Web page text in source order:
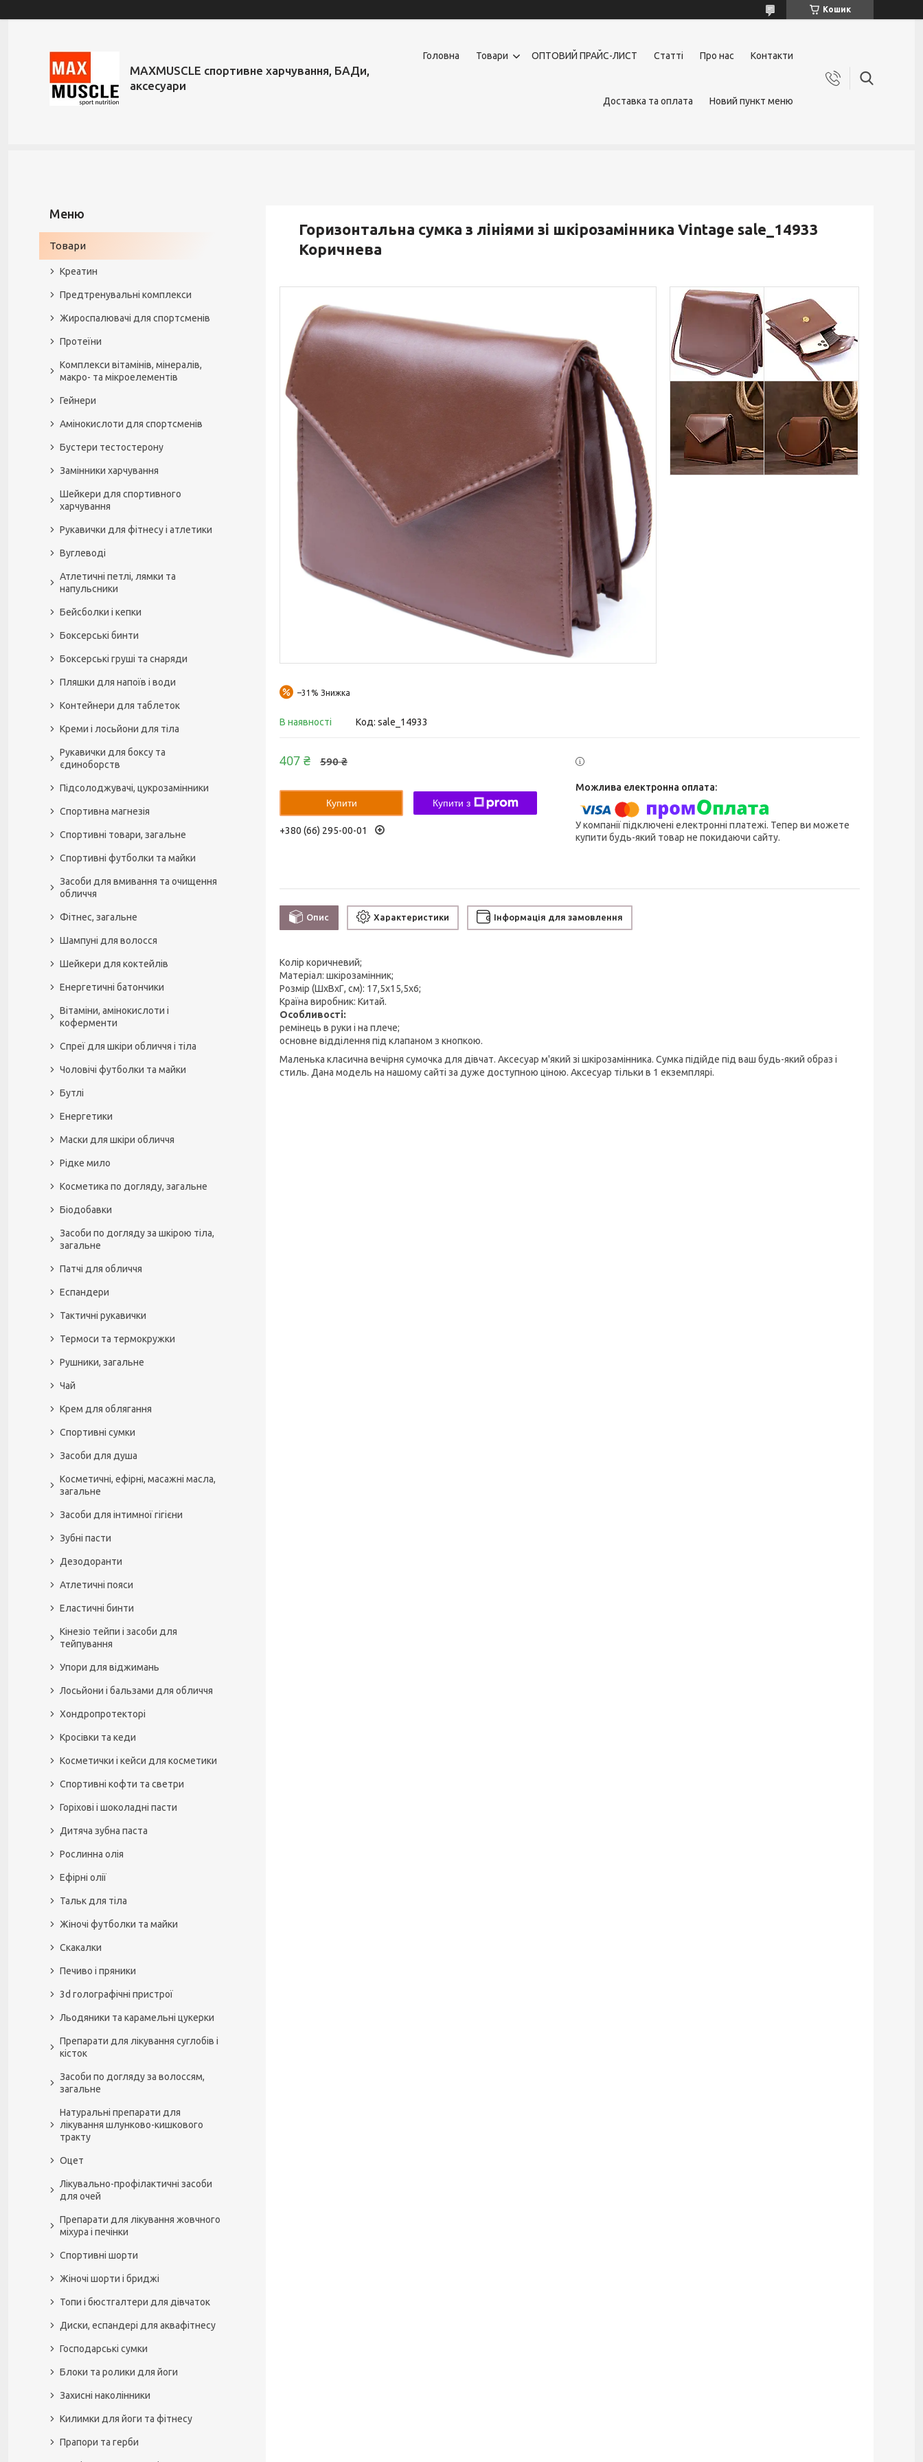
Кошик
MAXMUSCLE спортивне харчування, БАДи,
аксесуари
Головна Товари OПТОВИЙ ПРАЙС-ЛИСТ Статті Про нас Контакти
Доставка та оплата Новий пункт меню
Горизонтальна сумка з лініями зі шкірозамінника Vintage sale_14933
Коричнева
–31%
В наявності Код: sale_14933
590 ₴
407 ₴
Купити Купити з
+380 (66) 295-00-01
У компанії підключені електронні платежі. Тепер ви можете
купити будь-який товар не покидаючи сайту.
Опис Характеристики Інформація для замовлення
Колір коричневий;
Матеріал: шкірозамінник;
Розмір (ШхВхГ, см): 17,5х15,5х6;
Країна виробник: Китай.
Особливості:
ремінець в руки і на плече;
основне відділення під клапаном з кнопкою.
Маленька класична вечірня сумочка для дівчат. Аксесуар м'який зі шкірозамінника. Сумка підійде під ваш будь-який образ і
стиль. Дана модель на нашому сайті за дуже доступною ціною. Аксесуар тільки в 1 екземплярі.
Товари
Креатин
Предтренувальні комплекси
Жироспалювачі для спортсменів
Протеїни
Комплекси вітамінів, мінералів,
макро- та мікроелементів
Гейнери
Амінокислоти для спортсменів
Бустери тестостерону
Замінники харчування
Шейкери для спортивного
харчування
Рукавички для фітнесу і атлетики
Вуглеводі
Атлетичні петлі, лямки та
напульсники
Бейсболки і кепки
Боксерські бинти
Боксерські груші та снаряди
Пляшки для напоїв і води
Контейнери для таблеток
Креми і лосьйони для тіла
Рукавички для боксу та
єдиноборств
Підсолоджувачі, цукрозамінники
Спортивна магнезія
Спортивні товари, загальне
Спортивні футболки та майки
Засоби для вмивання та очищення
обличчя
Фітнес, загальне
Шампуні для волосся
Шейкери для коктейлів
Енергетичні батончики
Вітаміни, амінокислоти і
коферменти
Спреї для шкіри обличчя і тіла
Чоловічі футболки та майки
Бутлі
Енергетики
Маски для шкіри обличчя
Рідке мило
Косметика по догляду, загальне
Біодобавки
Засоби по догляду за шкірою тіла,
загальне
Патчі для обличчя
Еспандери
Тактичні рукавички
Термоси та термокружки
Рушники, загальне
Чай
Крем для облягання
Спортивні сумки
Засоби для душа
Косметичні, ефірні, масажні масла,
загальне
Засоби для інтимної гігієни
Зубні пасти
Дезодоранти
Атлетичні пояси
Еластичні бинти
Кінезіо тейпи і засоби для
тейпування
Упори для віджимань
Лосьйони і бальзами для обличчя
Хондропротекторі
Кросівки та кеди
Косметички і кейси для косметики
Спортивні кофти та светри
Горіхові і шоколадні пасти
Дитяча зубна паста
Рослинна олія
Ефірні олії
Тальк для тіла
Жіночі футболки та майки
Скакалки
Печиво і пряники
3d голографічні пристрої
Льодяники та карамельні цукерки
Препарати для лікування суглобів і
кісток
Засоби по догляду за волоссям,
загальне
Натуральні препарати для
лікування шлунково-кишкового
тракту
Оцет
Лікувально-профілактичні засоби
для очей
Препарати для лікування жовчного
міхура і печінки
Спортивні шорти
Жіночі шорти і бриджі
Топи і бюстгалтери для дівчаток
Диски, еспандері для аквафітнесу
Господарські сумки
Блоки та ролики для йоги
Захисні наколінники
Килимки для йоги та фітнесу
Прапори та герби